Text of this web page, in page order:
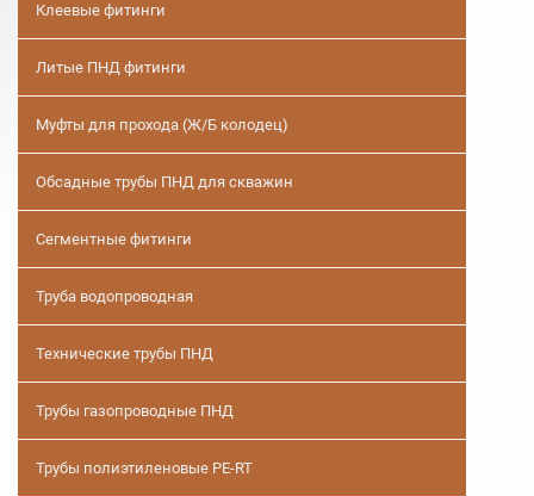
Клеевые фитинги
Литые ПНД фитинги
Муфты для прохода (Ж/Б колодец)
Обсадные трубы ПНД для скважин
Сегментные фитинги
Труба водопроводная
Технические трубы ПНД
Трубы газопроводные ПНД
Трубы полиэтиленовые PE-RT